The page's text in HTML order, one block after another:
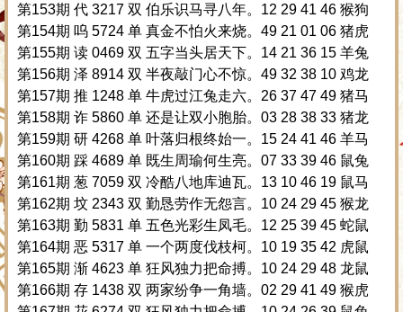
第153期 代 3217 双 伯乐识马寻八年。12 29 41 46 猴狗
第154期 呜 5724 单 真金不怕火来烧。49 21 01 06 猪虎
第155期 读 0469 双 五字当头居天下。14 21 36 15 羊兔
第156期 泽 8914 双 半夜敲门心不惊。49 32 38 10 鸡龙
第157期 推 1248 单 牛虎过江兔走六。26 37 47 49 猪马
第158期 诈 5860 单 还是让双小胞胎。03 28 38 33 猪龙
第159期 研 4268 单 叶落归根终始一。15 24 41 46 羊马
第160期 踩 4689 单 既生周瑜何生亮。07 33 39 46 鼠兔
第161期 葱 7059 双 冷酷八地库迪瓦。13 10 46 19 鼠马
第162期 坟 2343 双 勤恳劳作无怨言。10 24 29 45 猴龙
第163期 勤 5831 单 五色光彩生凤毛。12 25 39 45 蛇鼠
第164期 恶 5317 单 一个两度伐枝柯。10 19 35 42 虎鼠
第165期 渐 4623 单 狂风独力把命搏。10 24 29 48 龙鼠
第166期 存 1438 双 两家纷争一角墙。02 29 41 49 猴虎